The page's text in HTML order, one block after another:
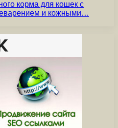
корма для кошек с
и кожными…